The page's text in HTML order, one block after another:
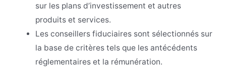
sur les plans d’investissement et autres
produits et services.
Les conseillers fiduciaires sont sélectionnés sur
la base de critères tels que les antécédents
réglementaires et la rémunération.